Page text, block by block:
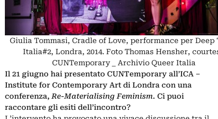
Giulia Tommasi, Cradle of Love, performance per Deep
Italia#2, Londra, 2014. Foto Thomas Hensher,
CUNTemporary _ Archivio Queer Italia
Il 21 giugno hai presentato CUNTemporary all’ICA –
Institute for Contemporary Art di Londra con una
conferenza,Re-Materialising Feminism. Ci puoi
raccontare gli esiti dell’incontro?